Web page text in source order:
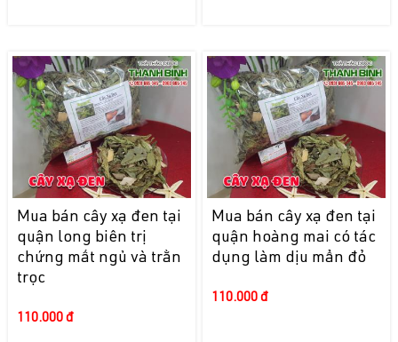
Mua bán cây xạ đen tại
quận long biên trị
chứng mất ngủ và trằn
trọc
110.000 đ
Mua bán cây xạ đen tại
quận hoàng mai có tác
dụng làm dịu mẩn đỏ
110.000 đ